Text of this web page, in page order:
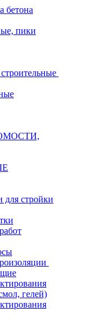
бетона
пики
для стройки
гелей)